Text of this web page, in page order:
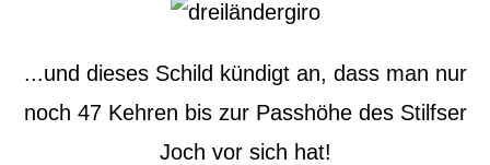
...und dieses Schild kündigt an, dass man nur
noch 47 Kehren bis zur Passhöhe des Stilfser
Joch vor sich hat!